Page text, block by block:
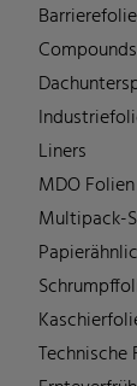
Compounds
Liners
MDO Folien
Multipack-
Technische